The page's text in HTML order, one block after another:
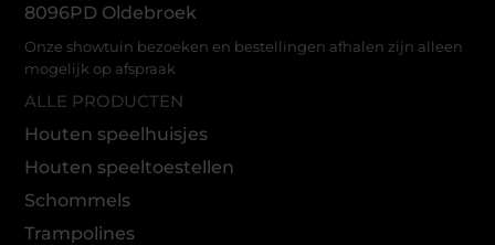
8096PD Oldebroek
Onze showtuin bezoeken en bestellingen afhalen zijn alleen
mogelijk op afspraak
ALLE PRODUCTEN
Houten speelhuisjes
Houten speeltoestellen
Schommels
Trampolines